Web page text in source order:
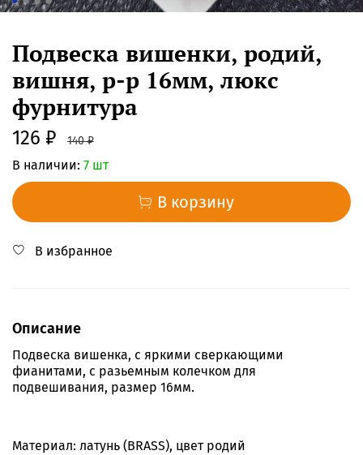
Подвеска вишенки, родий,
вишня, р-р 16мм, люкс
фурнитура
126 ₽ 140 ₽
В наличии: 7 шт
В корзину
В избранное
Описание
Подвеска вишенка, с яркими сверкающими
фианитами, с разьемным колечком для
подвешивания, размер 16мм.
Материал: латунь (BRASS), цвет родий